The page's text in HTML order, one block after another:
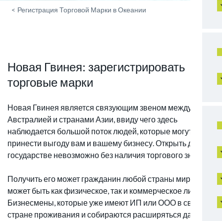
< Регистрация Торговой Марки в Океании
Новая Гвинея: зарегистрировать
торговые марки
Новая Гвинея является связующим звеном между
Австралией и странами Азии, ввиду чего здесь
наблюдается большой поток людей, которые могут
принести выгоду вам и вашему бизнесу. Открыть дело в
государстве невозможно без наличия торгового знака.
Получить его может гражданин любой страны мира, это
может быть как физическое, так и коммерческое лицо.
Бизнесмены, которые уже имеют ИП или ООО в своей
стране проживания и собираются расширяться далее,